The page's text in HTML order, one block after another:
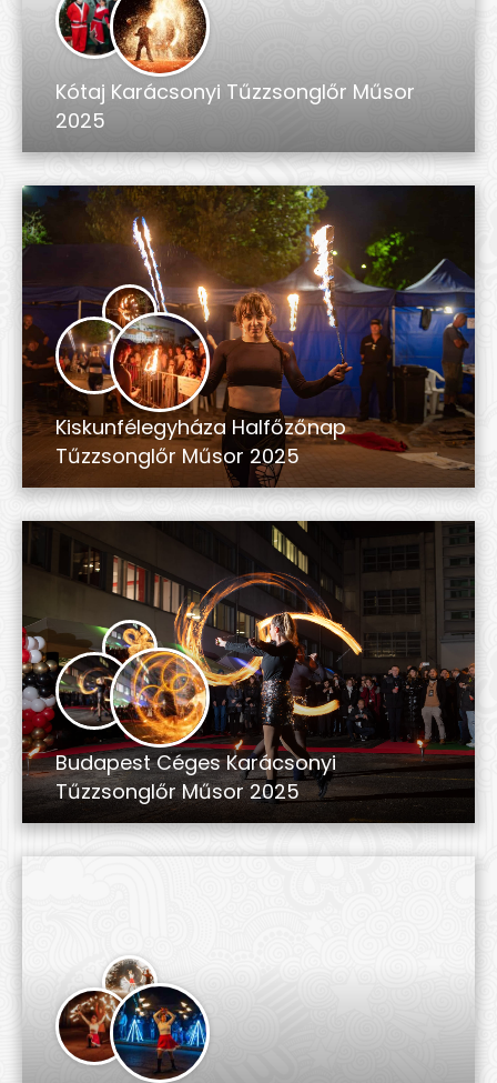
Kótaj Karácsonyi Tűzzsonglőr Műsor
2025
Kiskunfélegyháza Halfőzőnap
Tűzzsonglőr Műsor 2025
Budapest Céges Karácsonyi
Tűzzsonglőr Műsor 2025